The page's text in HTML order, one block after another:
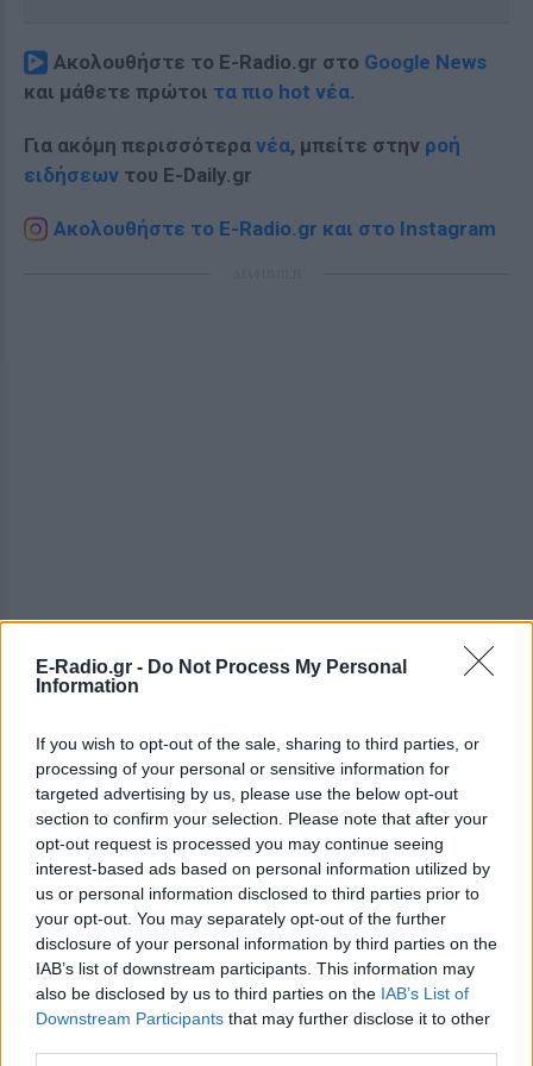
E-Radio.gr - Do Not Process My Personal
Information
If you wish to opt-out of the sale, sharing to third parties, or
processing of your personal or sensitive information for
targeted advertising by us, please use the below opt-out
section to confirm your selection. Please note that after your
opt-out request is processed you may continue seeing
interest-based ads based on personal information utilized by
us or personal information disclosed to third parties prior to
your opt-out. You may separately opt-out of the further
disclosure of your personal information by third parties on the
IAB’s list of downstream participants. This information may
also be disclosed by us to third parties on the IAB’s List of
Downstream Participants that may further disclose it to other
Ακολουθήστε το E-Radio.gr στο Google News
και μάθετε πρώτοι τα πιο hot νέα.
Για ακόμη περισσότερα νέα, μπείτε στην ροή
ειδήσεων του E-Daily.gr
Ακολουθήστε το E-Radio.gr και στο Instagram
ΔΕΙΤΕ ΕΠΙΣΗΣ
ΣΤΗΝ ΙΔΙΑ ΚΑΤΗΓΟΡΙΑ
Θρίλερ στον Λυκαβηττό: Σε
57χρονη γυναίκα ανήκει η
σορός ‑ Πιθανότατα έπεσε από